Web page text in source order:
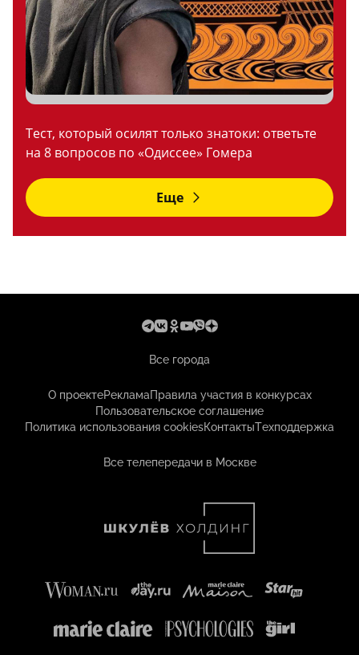
Тест, который осилят только знатоки: ответьте
на 8 вопросов по «Одиссее» Гомера
Еще
Все города
О проектеРекламаПравила участия в конкурсах
Пользовательское соглашение
Политика использования cookiesКонтактыТехподдержка
Все телепередачи в Москве